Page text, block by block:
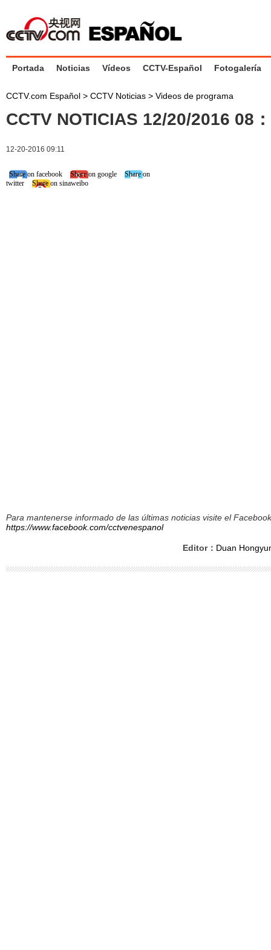
Portada Noticias Vídeos CCTV-Español Fotogalería
CCTV.com Español > CCTV Noticias > Videos de programa
CCTV NOTICIAS 12/20/2016 08
12-20-2016 09:11
Share on facebook Share on google
Share on
twitter
Share on sinaweibo
Para mantenerse informado de las últimas noticias visite el
https://www.facebook.com/cctvenespanol
Editor： Duan